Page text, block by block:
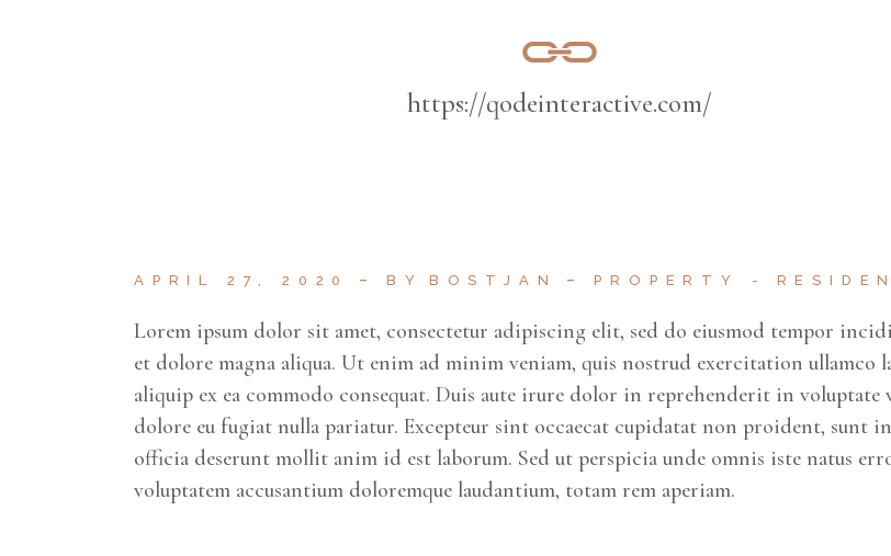
https://qodeinteractive.com/
APRIL 27, 2020 BY BOSTJAN PROPERTY
Lorem ipsum dolor sit amet, consectetur adipiscing elit, sed do eiusmod tempor
et dolore magna aliqua. Ut enim ad minim veniam, quis nostrud exercitation ullamco
aliquip ex ea commodo consequat. Duis aute irure dolor in reprehenderit in voluptate
dolore eu fugiat nulla pariatur. Excepteur sint occaecat cupidatat non proident, sunt
officia deserunt mollit anim id est laborum. Sed ut perspicia unde omnis iste natus
voluptatem accusantium doloremque laudantium, totam rem aperiam.